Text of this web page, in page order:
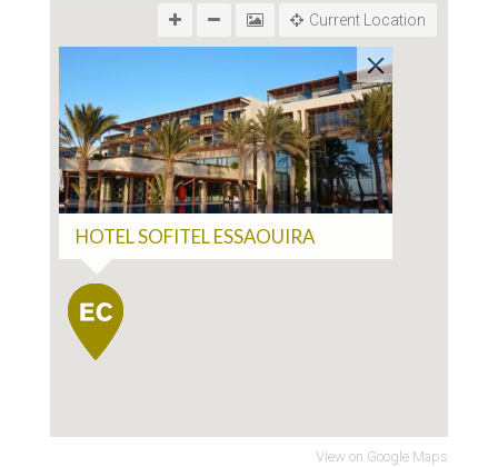
HOTEL SOFITEL ESSAOUIRA
Current Location
View on Google Maps